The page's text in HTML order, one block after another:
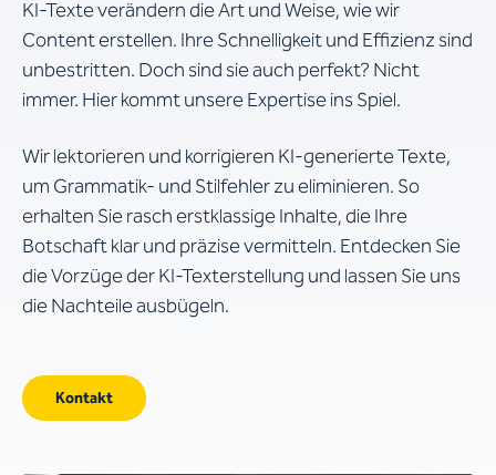
KI-Texte verändern die Art und Weise, wie wir
Content erstellen. Ihre Schnelligkeit und Effizienz sind
unbestritten. Doch sind sie auch perfekt? Nicht
immer. Hier kommt unsere Expertise ins Spiel.
Wir lektorieren und korrigieren KI-generierte Texte,
um Grammatik- und Stilfehler zu eliminieren. So
erhalten Sie rasch erstklassige Inhalte, die Ihre
Botschaft klar und präzise vermitteln. Entdecken Sie
die Vorzüge der KI-Texterstellung und lassen Sie uns
die Nachteile ausbügeln.
Kontakt